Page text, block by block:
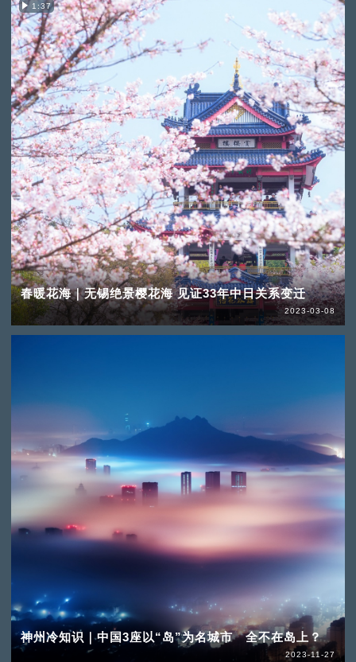
1:37
春暖花海｜无锡绝景樱花海 见证33年中日关系变迁
2023-03-08
神州冷知识｜中国3座以“岛”为名城市 全不在岛上？
2023-11-27